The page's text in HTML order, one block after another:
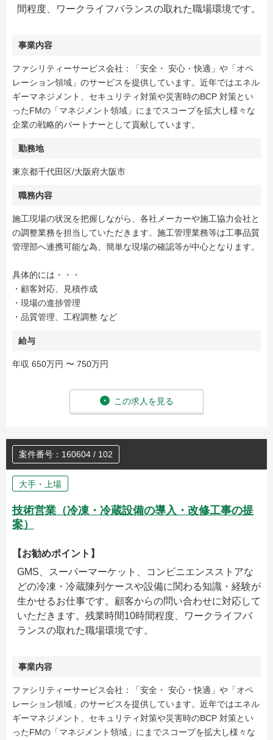
間程度、ワークライフバランスの取れた職場環境です。
事業内容
ファシリティーサービス会社：「安全・ 安心・快適」や「オペ
レーション領域」のサービスを提供しています。近年ではエネル
ギーマネジメント、セキュリティ対策や災害時のBCP 対策とい
ったFMの「マネジメント領域」にまでスコープを拡大し様々な
企業の戦略的パートナーとして貢献しています。
勤務地
東京都千代田区/大阪府大阪市
職務内容
施工現場の状況を把握しながら、各社メーカーや施工協力会社と
の調整業務を担当していただきます。施工管理業務等は工事品質
管理部へ連携可能な為、簡単な現場の確認等が中心となります。
具体的には・・・
・顧客対応、見積作成
・現場の進捗管理
・品質管理、工程調整 など
給与
年収 650万円 〜 750万円
この求人を見る
案件番号：160604 / 102
大手・上場
技術営業（冷凍・冷蔵設備の導入・改修工事の提
案）
【お勧めポイント】
GMS、スーパーマーケット、コンビニエンスストアな
どの冷凍・冷蔵陳列ケースや設備に関わる知識・経験が
生かせるお仕事です。顧客からの問い合わせに対応して
いただきます。残業時間10時間程度、ワークライフバ
ランスの取れた職場環境です。
事業内容
ファシリティーサービス会社：「安全・ 安心・快適」や「オペ
レーション領域」のサービスを提供しています。近年ではエネル
ギーマネジメント、セキュリティ対策や災害時のBCP 対策とい
ったFMの「マネジメント領域」にまでスコープを拡大し様々な